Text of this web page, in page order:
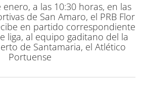
a las 10:30 horas, en las
de San Amaro, el PRB Flor
en partido correspondiente
liga, al equipo gaditano del la
de Santamaria, el Atlético
Portuense